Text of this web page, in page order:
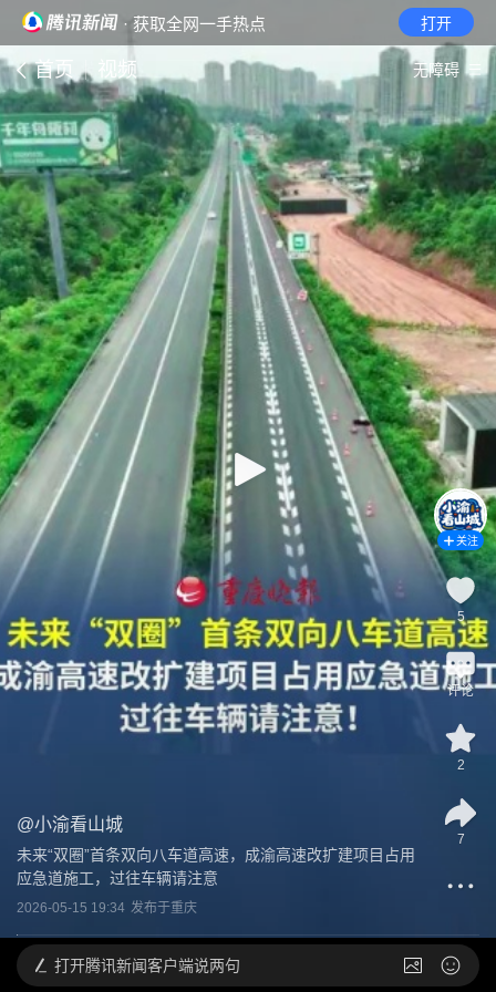
· 获取全网一手热点 打开
首页 视频 无障碍
@小渝看山城
未来“双圈”首条双向八车道高速，成渝高速改扩建项目占用
应急道施工，过往车辆请注意
2026-05-15 19:34 发布于重庆
关注
5
评论
2
7
打开腾讯新闻客户端说两句